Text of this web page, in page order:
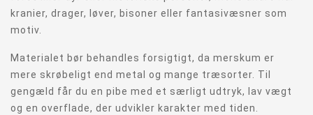
kranier, drager, løver, bisoner eller fantasivæsner som
motiv.
Materialet bør behandles forsigtigt, da merskum er
mere skrøbeligt end metal og mange træsorter. Til
gengæld får du en pibe med et særligt udtryk, lav vægt
og en overflade, der udvikler karakter med tiden.